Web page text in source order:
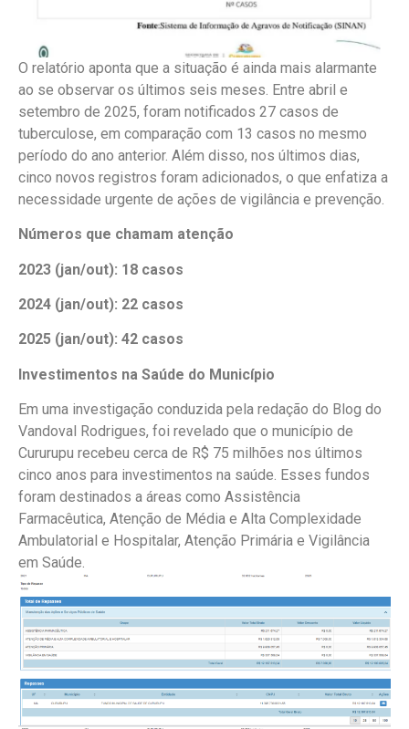
O relatório aponta que a situação é ainda mais alarmante
ao se observar os últimos seis meses. Entre abril e
setembro de 2025, foram notificados 27 casos de
tuberculose, em comparação com 13 casos no mesmo
período do ano anterior. Além disso, nos últimos dias,
cinco novos registros foram adicionados, o que enfatiza a
necessidade urgente de ações de vigilância e prevenção.
Números que chamam atenção
2023 (jan/out): 18 casos
2024 (jan/out): 22 casos
2025 (jan/out): 42 casos
Investimentos na Saúde do Município
Em uma investigação conduzida pela redação do Blog do
Vandoval Rodrigues, foi revelado que o município de
Cururupu recebeu cerca de R$ 75 milhões nos últimos
cinco anos para investimentos na saúde. Esses fundos
foram destinados a áreas como Assistência
Farmacêutica, Atenção de Média e Alta Complexidade
Ambulatorial e Hospitalar, Atenção Primária e Vigilância
em Saúde.